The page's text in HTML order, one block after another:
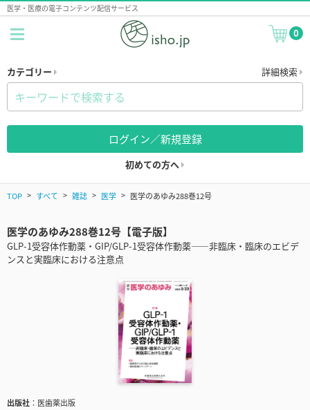
医学・医療の電子コンテンツ配信サービス
0
カテゴリー 詳細検索
ログイン／新規登録
初めての方へ
TOP すべて 雑誌 医学 医学のあゆみ288巻12号
医学のあゆみ288巻12号【電子版】
GLP-1受容体作動薬・GIP/GLP-1受容体作動薬――非臨床・臨床のエビデ
ンスと実臨床における注意点
出版社
医歯薬出版